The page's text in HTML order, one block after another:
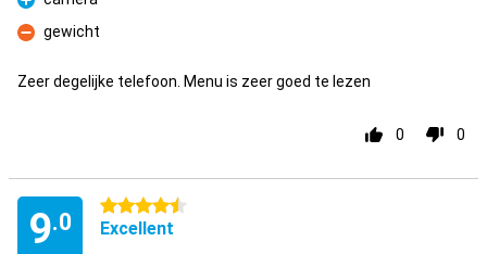
Pro
Con
gewicht
Zeer degelijke telefoon. Menu is zeer goed te lezen
0 0
9.0
4.5 stars
Excellent